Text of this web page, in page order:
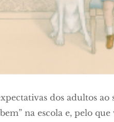
dos adultos ao
na escola e, pelo